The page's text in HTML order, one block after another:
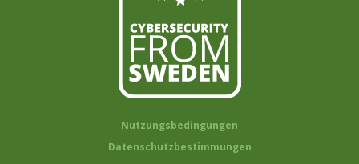
Nutzungsbedingungen
Datenschutzbestimmungen